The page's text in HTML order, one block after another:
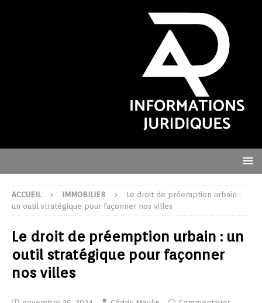
ACCUEIL IMMOBILIER
Le droit de préemption urbain :
un outil stratégique pour façonner nos villes
Le droit de préemption urbain : un
outil stratégique pour façonner
nos villes